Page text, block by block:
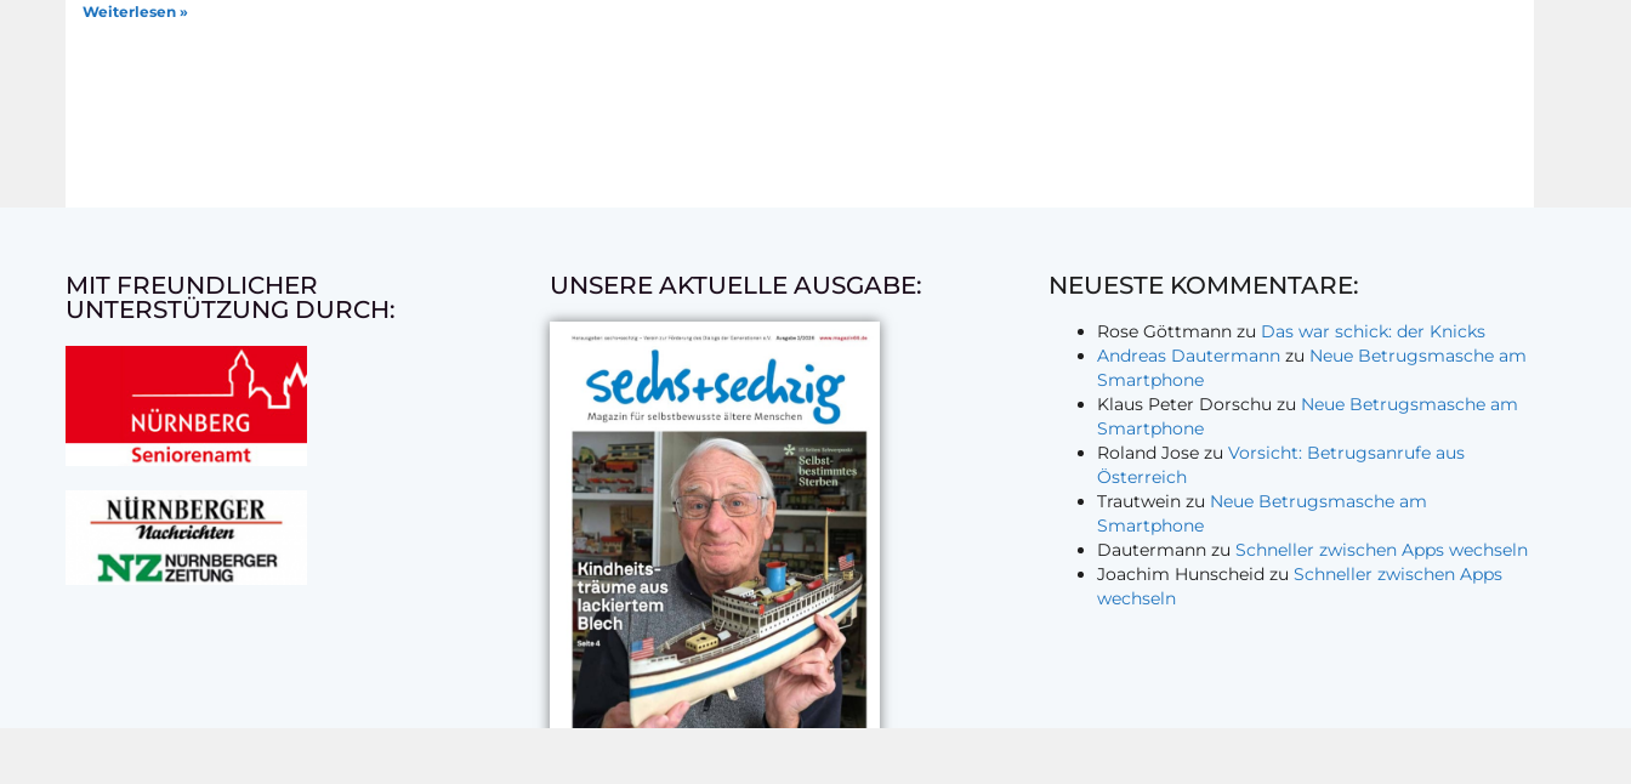
Weiterlesen »
MIT FREUNDLICHER
UNTERSTÜTZUNG DURCH:
UNSERE AKTUELLE AUSGABE: NEUESTE KOMMENTARE:
Rose Göttmann zu Das war schick: der Knicks
Andreas Dautermann zu Neue Betrugsmasche am
Smartphone
Klaus Peter Dorschu zu Neue Betrugsmasche am
Smartphone
Roland Jose zuVorsicht: Betrugsanrufe aus
Österreich
Trautwein zu Neue Betrugsmasche am
Smartphone
Dautermann zuSchneller zwischen Apps wechseln
Joachim Hunscheid zuSchneller zwischen Apps
wechseln